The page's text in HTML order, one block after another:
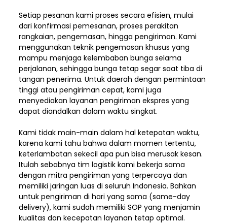
Setiap pesanan kami proses secara efisien, mulai
dari konfirmasi pemesanan, proses perakitan
rangkaian, pengemasan, hingga pengiriman. Kami
menggunakan teknik pengemasan khusus yang
mampu menjaga kelembaban bunga selama
perjalanan, sehingga bunga tetap segar saat tiba di
tangan penerima. Untuk daerah dengan permintaan
tinggi atau pengiriman cepat, kami juga
menyediakan layanan pengiriman ekspres yang
dapat diandalkan dalam waktu singkat.
Kami tidak main-main dalam hal ketepatan waktu,
karena kami tahu bahwa dalam momen tertentu,
keterlambatan sekecil apa pun bisa merusak kesan.
Itulah sebabnya tim logistik kami bekerja sama
dengan mitra pengiriman yang terpercaya dan
memiliki jaringan luas di seluruh Indonesia. Bahkan
untuk pengiriman di hari yang sama (same-day
delivery), kami sudah memiliki SOP yang menjamin
kualitas dan kecepatan layanan tetap optimal.